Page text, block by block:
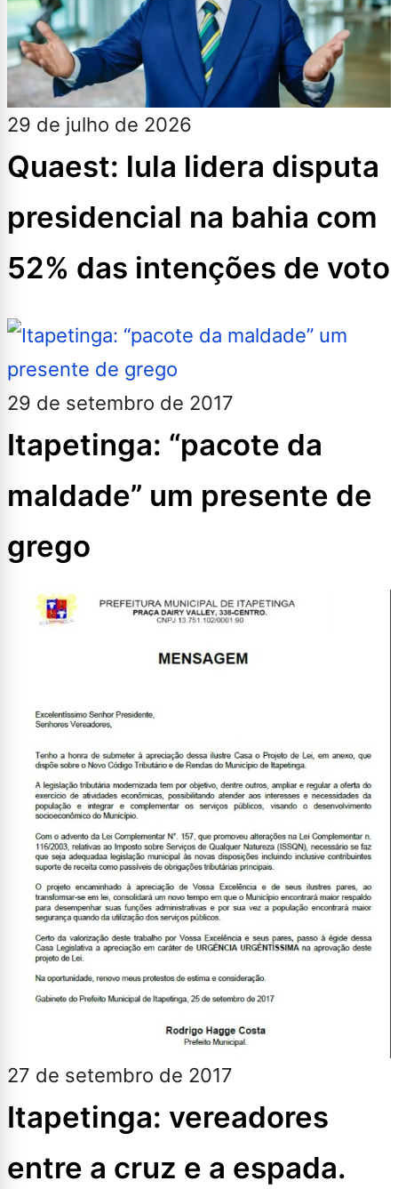
29 de julho de 2026
Quaest: lula lidera disputa
presidencial na bahia com
52% das intenções de voto
29 de setembro de 2017
Itapetinga: “pacote da
maldade” um presente de
grego
27 de setembro de 2017
Itapetinga: vereadores
entre a cruz e a espada.